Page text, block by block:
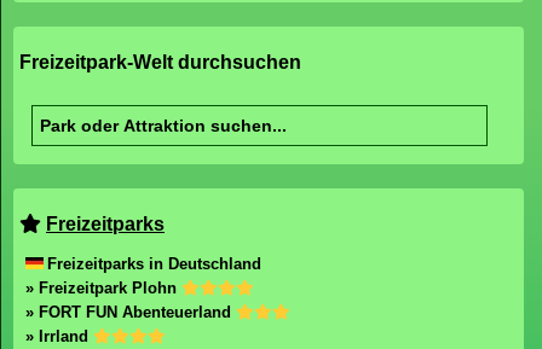
Freizeitpark-Welt durchsuchen
Freizeitparks
Freizeitparks in Deutschland
» Freizeitpark Plohn
» FORT FUN Abenteuerland
» Irrland